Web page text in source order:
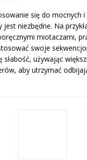
się do mocnych i
jest niezbędne. Na
miotaczami,
swoje
słabość, używając
aby utrzymać